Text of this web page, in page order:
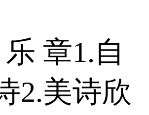
章1.自
2.美诗欣